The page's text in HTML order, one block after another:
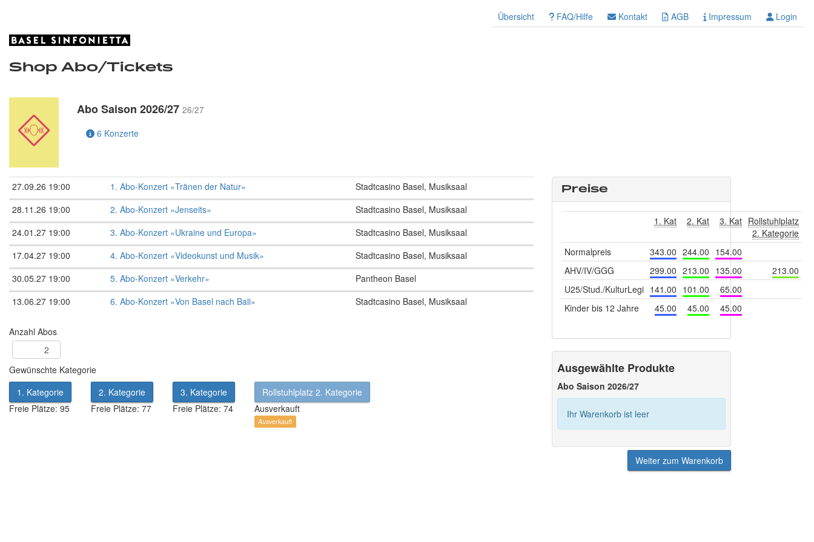
Übersicht FAQ/Hilfe Kontakt AGB Impressum Login
Shop Abo/Tickets
Abo Saison 2026/27 26/27
6 Konzerte
27.09.26 19:00 1. Abo-Konzert «Tränen der Natur»
Stadtcasino Basel, Musiksaal
28.11.26 19:00
2. Abo-Konzert «Jenseits»
Stadtcasino Basel, Musiksaal
24.01.27 19:00
3. Abo-Konzert «Ukraine und Europa»
Stadtcasino Basel, Musiksaal
17.04.27 19:00
4. Abo-Konzert «Videokunst und Musik»
Stadtcasino Basel, Musiksaal
30.05.27 19:00
5. Abo-Konzert «Verkehr»
Pantheon Basel
13.06.27 19:00
6. Abo-Konzert «Von Basel nach Bali» Stadtcasino Basel, Musiksaal
Anzahl Abos
Gewünschte Kategorie
1. Kategorie
Freie Plätze: 95
2. Kategorie
Freie Plätze: 77
3. Kategorie
Freie Plätze: 74
Rollstuhlplatz 2. Kategorie
Ausverkauft
Ausverkauft
Preise
1. Kat 2. Kat 3. Kat Rollstuhlplatz
2. Kategorie
Normalpreis
343.00 244.00 154.00
AHV/IV/GGG
299.00 213.00 135.00
213.00
U25/Stud./KulturLegi 141.00 101.00
65.00
Kinder bis 12 Jahre
45.00 45.00 45.00
Ausgewählte Produkte
Abo Saison 2026/27
Ihr Warenkorb ist leer
Weiter zum Warenkorb